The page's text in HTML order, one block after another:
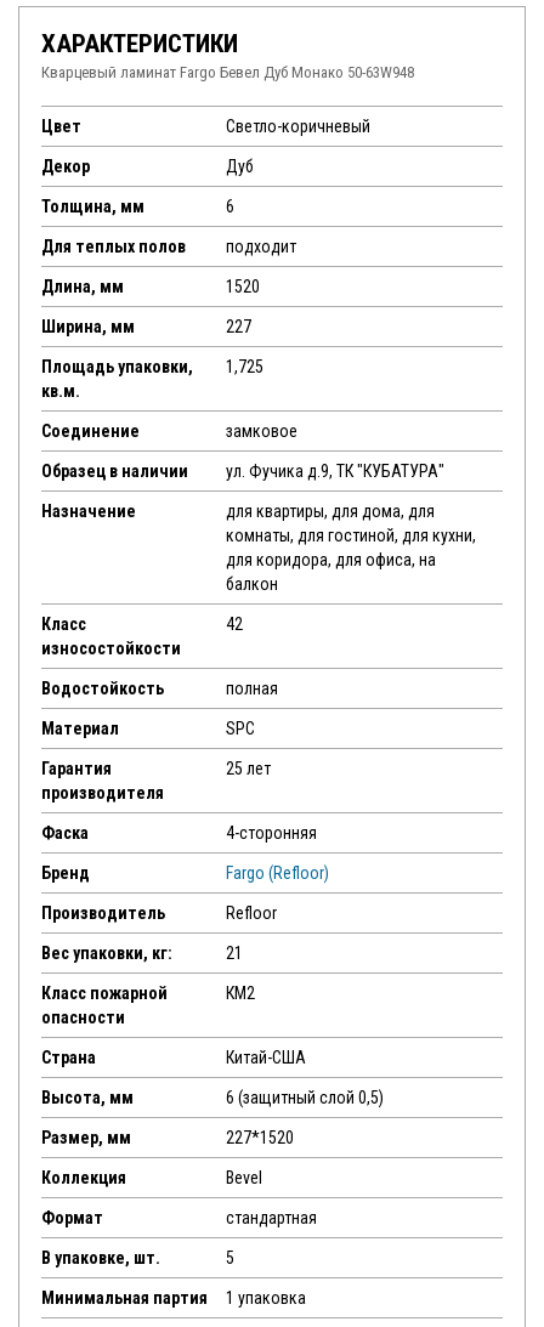
ХАРАКТЕРИСТИКИ
Кварцевый ламинат Fargo Бевел Дуб Монако 50-63W948
Цвет Светло-коричневый
Декор Дуб
Толщина, мм 6
Для теплых полов подходит
Длина, мм 1520
Ширина, мм 227
Площадь упаковки,
кв.м.
1,725
Соединение замковое
Образец в наличии ул. Фучика д.9, ТК "КУБАТУРА"
Назначение
для квартиры, для дома, для
комнаты, для гостиной, для кухни,
для коридора, для офиса, на
балкон
Класс
износостойкости
42
Водостойкость полная
Материал SPC
Гарантия
производителя
25 лет
Фаска 4-сторонняя
Бренд Fargo (Refloor)
Производитель Refloor
Вес упаковки, кг: 21
Класс пожарной
опасности
КМ2
Страна Китай-США
Высота, мм 6 (защитный слой 0,5)
Размер, мм 227*1520
Коллекция Bevel
Формат стандартная
В упаковке, шт. 5
Минимальная партия 1 упаковка